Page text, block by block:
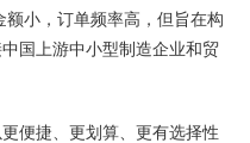
小，订单频率高，但旨在构
国上游中小型制造企业和贸
便捷、更划算、更有选择性